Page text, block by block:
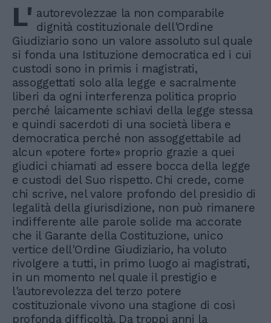
L' autorevolezzae la non comparabile
dignità costituzionale dell'Ordine
Giudiziario sono un valore assoluto sul quale
si fonda una Istituzione democratica ed i cui
custodi sono in primis i magistrati,
assoggettati solo alla legge e sacralmente
liberi da ogni interferenza politica proprio
perché laicamente schiavi della legge stessa
e quindi sacerdoti di una società libera e
democratica perché non assoggettabile ad
alcun «potere forte» proprio grazie a quei
giudici chiamati ad essere bocca della legge
e custodi del Suo rispetto. Chi crede, come
chi scrive, nel valore profondo del presidio di
legalità della giurisdizione, non può rimanere
indifferente alle parole solide ma accorate
che il Garante della Costituzione, unico
vertice dell'Ordine Giudiziario, ha voluto
rivolgere a tutti, in primo luogo ai magistrati,
in un momento nel quale il prestigio e
l'autorevolezza del terzo potere
costituzionale vivono una stagione di così
profonda difficoltà. Da troppi anni la